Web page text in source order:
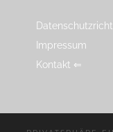
Impressum
Kontakt ⇐